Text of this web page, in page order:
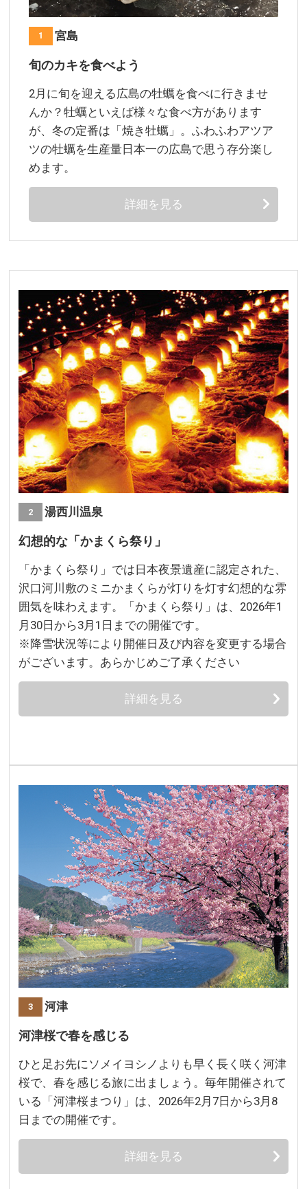
1
広島 宮島
旬のカキを食べよう
2月に旬を迎える広島の牡蠣を食べに行きませ
んか？牡蠣といえば様々な食べ方があります
が、冬の定番は「焼き牡蠣」。ふわふわアツア
ツの牡蠣を生産量日本一の広島で思う存分楽し
めます。
詳細を見る
2
栃木 湯西川温泉
幻想的な「かまくら祭り」
「かまくら祭り」では日本夜景遺産に認定された、
沢口河川敷のミニかまくらが灯りを灯す幻想的な雰
囲気を味わえます。「かまくら祭り」は、2026年1
月30日から3月1日までの開催です。
※降雪状況等により開催日及び内容を変更する場合
がございます。あらかじめご了承ください
詳細を見る
3
静岡 河津
河津桜で春を感じる
ひと足お先にソメイヨシノよりも早く長く咲く河津
桜で、春を感じる旅に出ましょう。毎年開催されて
いる「河津桜まつり」は、2026年2月7日から3月8
日までの開催です。
詳細を見る